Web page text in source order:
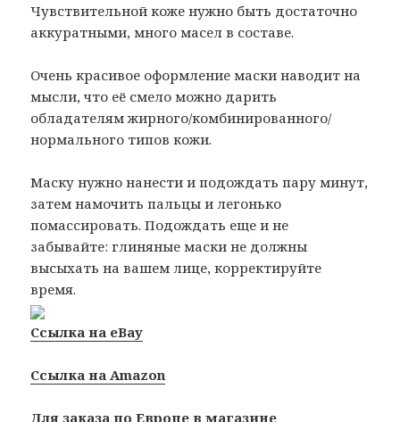
Чувствительной коже нужно быть достаточно
аккуратными, много масел в составе.
Очень красивое оформление маски наводит на
мысли, что её смело можно дарить
обладателям жирного/комбинированного/
нормального типов кожи.
Маску нужно нанести и подождать пару минут,
затем намочить пальцы и легонько
помассировать. Подождать еще и не
забывайте: глиняные маски не должны
высыхать на вашем лице, корректируйте
время.
Ссылка на eBay
Ссылка на Amazon
Для заказа по Европе в магазине